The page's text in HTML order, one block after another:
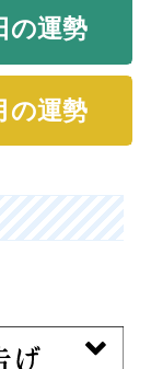
の運勢
の運勢